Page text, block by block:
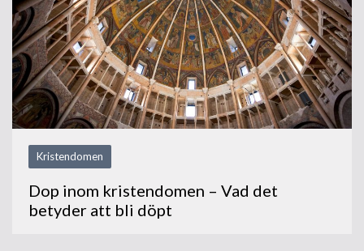
Kristendomen
Dop inom kristendomen – Vad det
betyder att bli döpt